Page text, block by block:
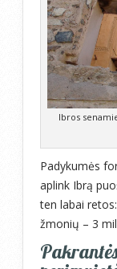
Ibros
Padykumės
aplink Ibrą
ten labai
žmonių – 3